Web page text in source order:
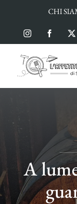
contenuto
CHI
Instagram
A